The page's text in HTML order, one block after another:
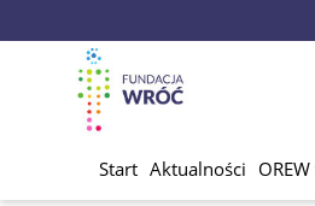
Start Aktualności